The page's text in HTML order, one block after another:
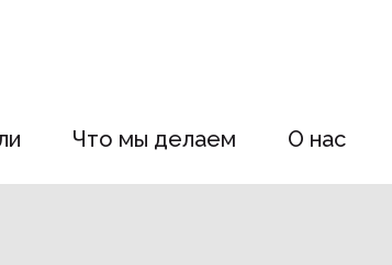
Что мы делаем О нас